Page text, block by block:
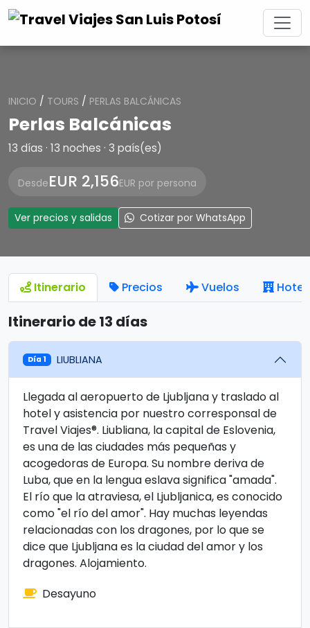
INICIO / TOURS / PERLAS BALCÁNICAS
Perlas Balcánicas
13 días · 13 noches · 3 país(es)
DesdeEUR 2,156EUR por persona
Ver precios y salidas Cotizar por WhatsApp
Itinerario Precios Vuelos
Itinerario de 13 días
Día 1 LIUBLIANA
Llegada al aeropuerto de Ljubljana y traslado al
hotel y asistencia por nuestro corresponsal de
Travel Viajes®. Liubliana, la capital de Eslovenia,
es una de las ciudades más pequeñas y
acogedoras de Europa. Su nombre deriva de
Luba, que en la lengua eslava significa "amada".
El río que la atraviesa, el Ljubljanica, es conocido
como "el río del amor". Hay muchas leyendas
relacionadas con los dragones, por lo que se
dice que Ljubljana es la ciudad del amor y los
dragones. Alojamiento.
Desayuno